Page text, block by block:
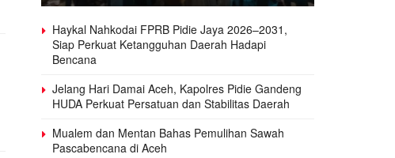
Haykal Nahkodai FPRB Pidie Jaya 2026–2031,
Siap Perkuat Ketangguhan Daerah Hadapi
Bencana
Jelang Hari Damai Aceh, Kapolres Pidie Gandeng
HUDA Perkuat Persatuan dan Stabilitas Daerah
Mualem dan Mentan Bahas Pemulihan Sawah
Pascabencana di Aceh